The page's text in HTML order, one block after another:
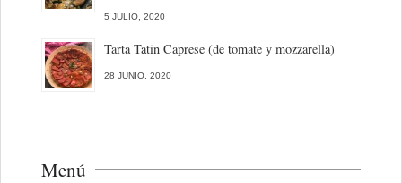
5 JULIO, 2020
Tarta Tatin Caprese (de tomate y mozzarella)
28 JUNIO, 2020
Menú